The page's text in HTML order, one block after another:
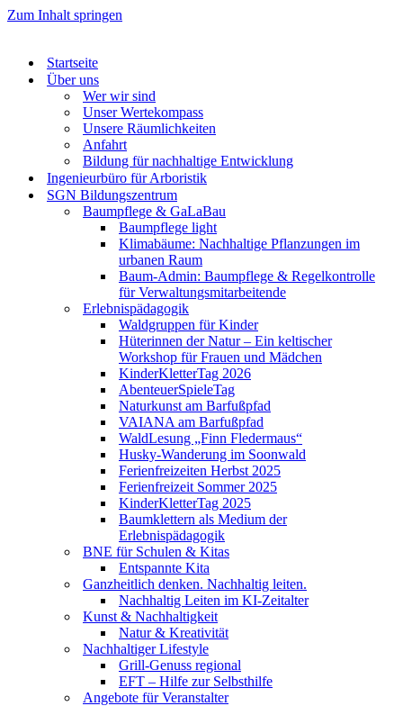
Zum Inhalt springen
Startseite
Über uns
Wer wir sind
Unser Wertekompass
Unsere Räumlichkeiten
Anfahrt
Bildung für nachhaltige Entwicklung
Ingenieurbüro für Arboristik
SGN Bildungszentrum
Baumpflege & GaLaBau
Baumpflege light
Klimabäume: Nachhaltige Pflanzungen im
urbanen Raum
Baum-Admin: Baumpflege & Regelkontrolle
für Verwaltungsmitarbeitende
Erlebnispädagogik
Waldgruppen für Kinder
Hüterinnen der Natur – Ein keltischer
Workshop für Frauen und Mädchen
KinderKletterTag 2026
AbenteuerSpieleTag
Naturkunst am Barfußpfad
VAIANA am Barfußpfad
WaldLesung „Finn Fledermaus“
Husky-Wanderung im Soonwald
Ferienfreizeiten Herbst 2025
Ferienfreizeit Sommer 2025
KinderKletterTag 2025
Baumklettern als Medium der
Erlebnispädagogik
BNE für Schulen & Kitas
Entspannte Kita
Ganzheitlich denken. Nachhaltig leiten.
Nachhaltig Leiten im KI-Zeitalter
Kunst & Nachhaltigkeit
Natur & Kreativität
Nachhaltiger Lifestyle
Grill-Genuss regional
EFT – Hilfe zur Selbsthilfe
Angebote für Veranstalter